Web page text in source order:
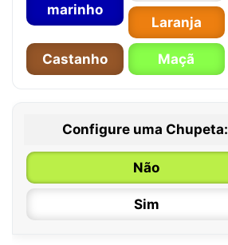
marinho
Laranja
Castanho Maçã
Configure uma Chupeta:
Não
Sim